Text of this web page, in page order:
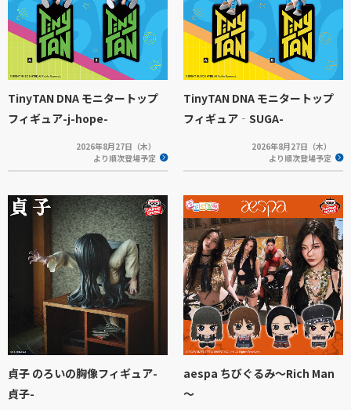
TinyTAN DNA モニタートップ
フィギュア-j-hope-
2026年8月27日（木）
より順次登場予定
TinyTAN DNA モニタートップ
フィギュア‐SUGA-
2026年8月27日（木）
より順次登場予定
貞子 のろいの胸像フィギュア-
貞子-
aespa ちびぐるみ～Rich Man
～